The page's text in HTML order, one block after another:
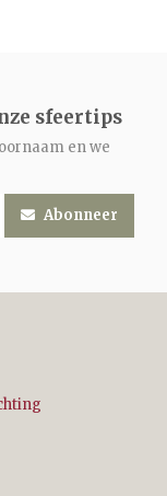
sfeertips
en we
Abonneer